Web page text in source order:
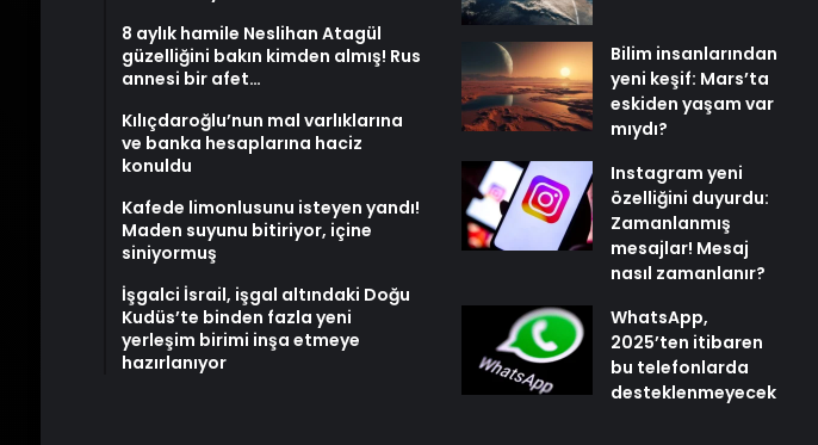
8 aylık hamile Neslihan Atagül
güzelliğini bakın kimden almış! Rus
annesi bir afet…
Kılıçdaroğlu’nun mal varlıklarına
ve banka hesaplarına haciz
konuldu
Kafede limonlusunu isteyen yandı!
Maden suyunu bitiriyor, içine
siniyormuş
İşgalci İsrail, işgal altındaki Doğu
Kudüs’te binden fazla yeni
yerleşim birimi inşa etmeye
hazırlanıyor
Bilim insanlarından
yeni keşif: Mars’ta
eskiden yaşam var
mıydı?
Instagram yeni
özelliğini duyurdu:
Zamanlanmış
mesajlar! Mesaj
nasıl zamanlanır?
WhatsApp,
2025’ten itibaren
bu telefonlarda
desteklenmeyecek